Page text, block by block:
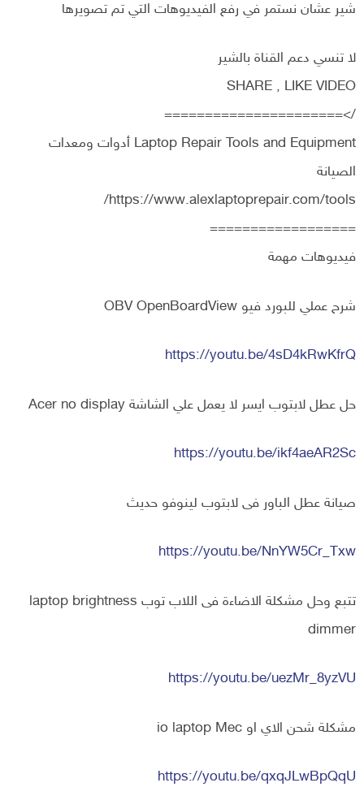
شير عشان نستمر في رفع الفيديوهات التي تم تصويرها
لا تنسي دعم القناة بالشير
SHARE , LIKE VIDEO
/>======================
Laptop Repair Tools and Equipment أدوات ومعدات
الصيانة
https://www.alexlaptoprepair.com/tools/
==================
فيديوهات مهمة
شرح عملي للبورد فيو OBV OpenBoardView
https://youtu.be/4sD4kRwKfrQ
حل عطل لابتوب ايسر لا يعمل علي الشاشة Acer no display
https://youtu.be/ikf4aeAR2Sc
صيانة عطل الباور فى لابتوب لينوفو حديث
https://youtu.be/NnYW5Cr_Txw
تتبع وحل مشكلة الاضاءة فى اللاب توب laptop brightness
dimmer
https://youtu.be/uezMr_8yzVU
مشكلة شحن الاي او io laptop Mec
https://youtu.be/qxqJLwBpQqU